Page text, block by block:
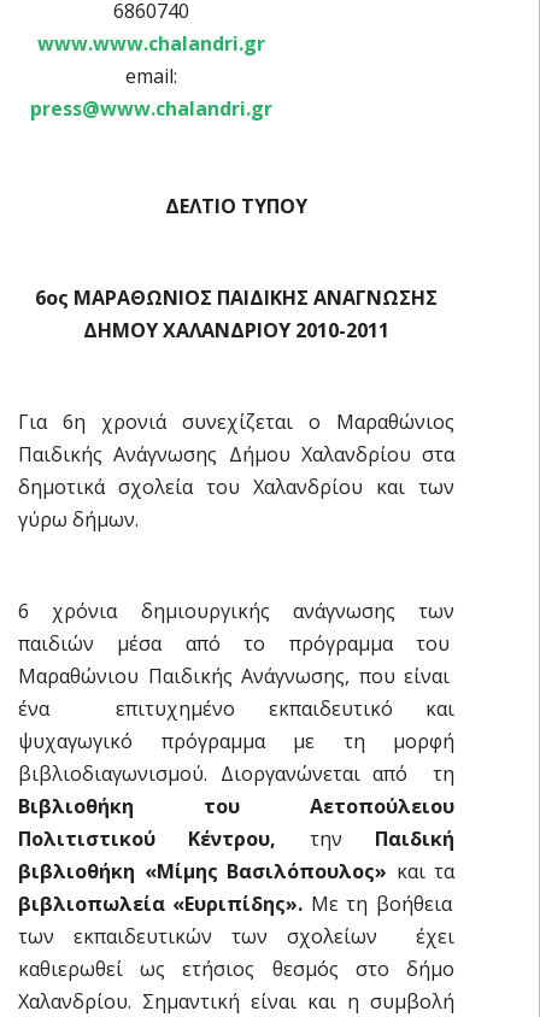
6860740
www.www.chalandri.gr
email:
press@www.chalandri.gr
ΔΕΛΤΙΟ ΤΥΠΟΥ
6ος ΜΑΡΑΘΩΝΙΟΣ ΠΑΙΔΙΚΗΣ ΑΝΑΓΝΩΣΗΣ
ΔΗΜΟΥ ΧΑΛΑΝΔΡΙΟΥ 2010-2011
Για 6η χρονιά συνεχίζεται ο Μαραθώνιος
Παιδικής Ανάγνωσης Δήμου Χαλανδρίου στα
δημοτικά σχολεία του Χαλανδρίου και των
γύρω δήμων.
6 χρόνια δημιουργικής ανάγνωσης των
παιδιών μέσα από το πρόγραμμα του
Μαραθώνιου Παιδικής Ανάγνωσης, που είναι
ένα επιτυχημένο εκπαιδευτικό και
ψυχαγωγικό πρόγραμμα με τη μορφή
βιβλιοδιαγωνισμού. Διοργανώνεται από τη
Βιβλιοθήκη του Αετοπούλειου
Πολιτιστικού Κέντρου, την Παιδική
βιβλιοθήκη «Μίμης Βασιλόπουλος» και τα
βιβλιοπωλεία «Ευριπίδης». Με τη βοήθεια
των εκπαιδευτικών των σχολείων έχει
καθιερωθεί ως ετήσιος θεσμός στο δήμο
Χαλανδρίου. Σημαντική είναι και η συμβολή